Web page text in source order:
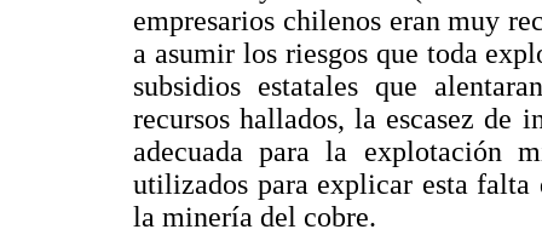
empresarios chilenos eran muy
a asumir los riesgos que toda
subsidios estatales que
recursos hallados, la escasez de
adecuada para la explotación
utilizados para explicar esta falta
la minería del cobre.